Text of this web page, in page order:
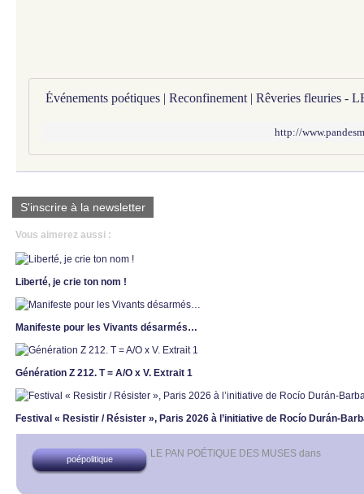
http://
S'inscrire à la newsletter
Vous aimerez aussi :
Liberté, je crie ton nom !
Manifeste pour les Vivants désarmés…
Génération Z 212. T = A/O x V. Extrait 1
Festival « Resistir / Résister », Paris 2026 à l’initiative de Rocío Durán-
LE PAN POÉTIQUE DES MUSES dans
poépolitique